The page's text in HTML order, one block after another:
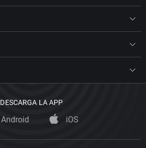
DESCARGA LA APP
Android iOS